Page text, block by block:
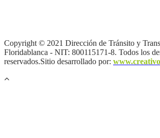
Copyright © 2021 Dirección de Tránsito y
Floridablanca - NIT: 800115171-8. Todos los
reservados.Sitio desarrollado por: